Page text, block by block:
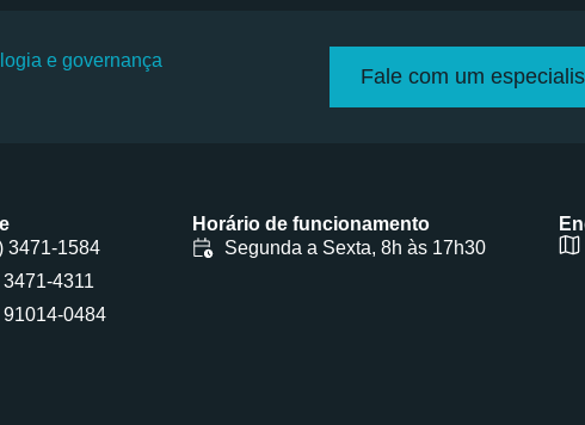
e governança
Fale com um
3471-1584
3471-4311
91014-0484
Horário de funcionamento
Segunda a Sexta, 8h às 17h30